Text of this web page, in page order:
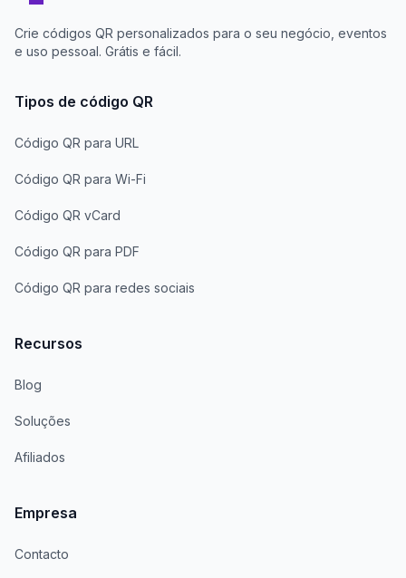
Crie códigos QR personalizados para o seu negócio, eventos
e uso pessoal. Grátis e fácil.
Tipos de código QR
Código QR para URL
Código QR para Wi-Fi
Código QR vCard
Código QR para PDF
Código QR para redes sociais
Recursos
Blog
Soluções
Afiliados
Empresa
Contacto